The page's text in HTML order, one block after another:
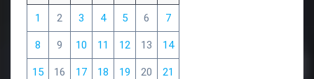
1 2 3 4 5 6 7
8 9 10 11 12 13 14
15 16 17 18 19 20 21